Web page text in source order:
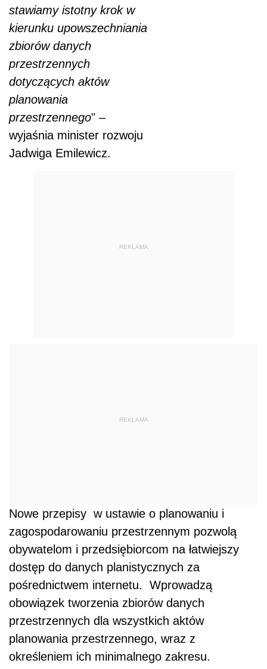
stawiamy istotny krok w
kierunku upowszechniania
zbiorów danych
przestrzennych
dotyczących aktów
planowania
przestrzennego" –
wyjaśnia minister rozwoju
Jadwiga Emilewicz.
REKLAMA
REKLAMA
Nowe przepisy w ustawie o planowaniu i
zagospodarowaniu przestrzennym pozwolą
obywatelom i przedsiębiorcom na łatwiejszy
dostęp do danych planistycznych za
pośrednictwem internetu. Wprowadzą
obowiązek tworzenia zbiorów danych
przestrzennych dla wszystkich aktów
planowania przestrzennego, wraz z
określeniem ich minimalnego zakresu.